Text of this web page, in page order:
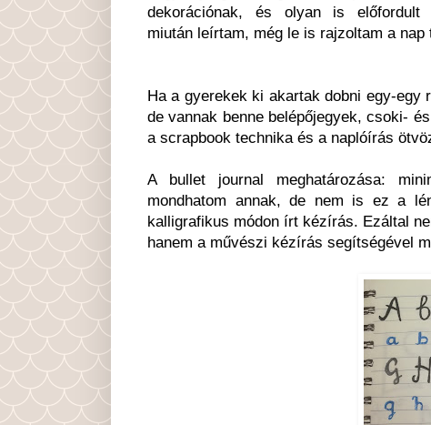
dekorációnak, és olyan is előfordult
miután leírtam, még le is rajzoltam a nap
Ha a gyerekek ki akartak dobni egy-egy
de vannak benne belépőjegyek, csoki-
a scrapbook technika és a naplóírás
A bullet journal meghatározása:
mondhatom annak, de nem is ez a
kalligrafikus módon írt kézírás. Ezáltal
hanem a művészi kézírás segítségével